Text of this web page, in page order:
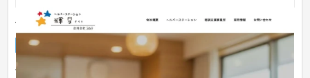
合同会社369
企業サイト 介護・福祉・老人ホーム
予算を抑えて公式サイトが欲しいというご希望のもと、弊社の